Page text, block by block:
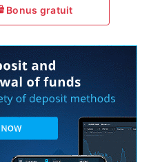
Bonus gratuit